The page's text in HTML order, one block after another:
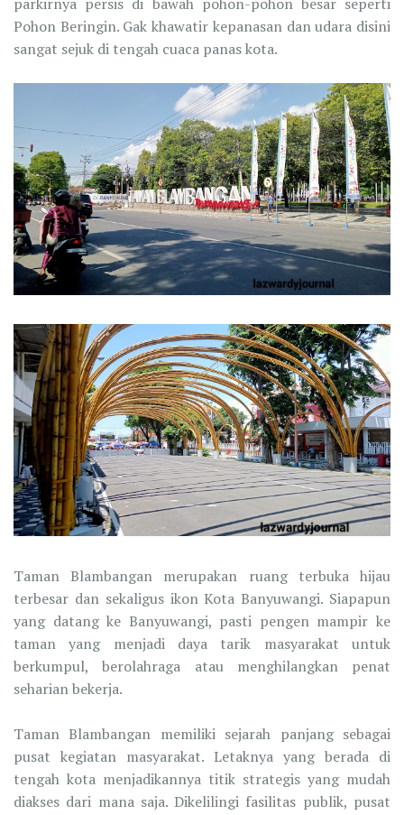
Pohon Beringin. Gak khawatir kepanasan dan udara disini
sangat sejuk di tengah cuaca panas kota.
Taman Blambangan merupakan ruang terbuka hijau
terbesar dan sekaligus ikon Kota Banyuwangi. Siapapun
yang datang ke Banyuwangi, pasti pengen mampir ke
taman yang menjadi daya tarik masyarakat untuk
berkumpul, berolahraga atau menghilangkan penat
seharian bekerja.
Taman Blambangan memiliki sejarah panjang sebagai
pusat kegiatan masyarakat. Letaknya yang berada di
tengah kota menjadikannya titik strategis yang mudah
diakses dari mana saja. Dikelilingi fasilitas publik, pusat